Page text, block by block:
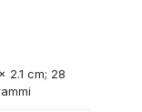
2.1 cm; 28